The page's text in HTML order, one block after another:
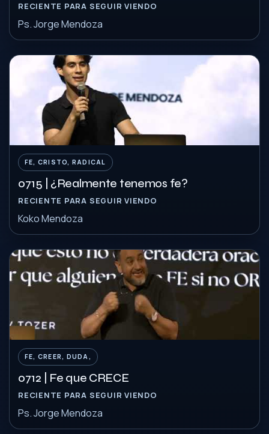
RECIENTE PARA SEGUIR VIENDO
Ps. Jorge Mendoza
FE, CRISTO, RADICAL
0715 | ¿Realmente tenemos fe?
RECIENTE PARA SEGUIR VIENDO
Koko Mendoza
FE, CREER, DUDA,
0712 | Fe que CRECE
RECIENTE PARA SEGUIR VIENDO
Ps. Jorge Mendoza